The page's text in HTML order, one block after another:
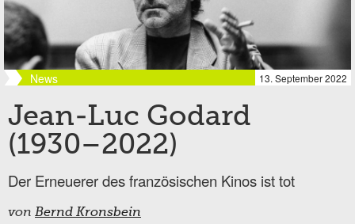
News 13. September 2022
Jean-Luc Godard
(1930–2022)
Der Erneuerer des französischen Kinos ist tot
von Bernd Kronsbein